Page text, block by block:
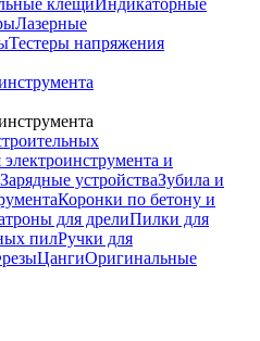
клещиИндикаторные
Лазерные
Тестеры напряжения
и
Зарядные устройстваЗубила и
Коронки по бетону и
для дрелиПилки для
пилРучки для
ЦангиОригинальные